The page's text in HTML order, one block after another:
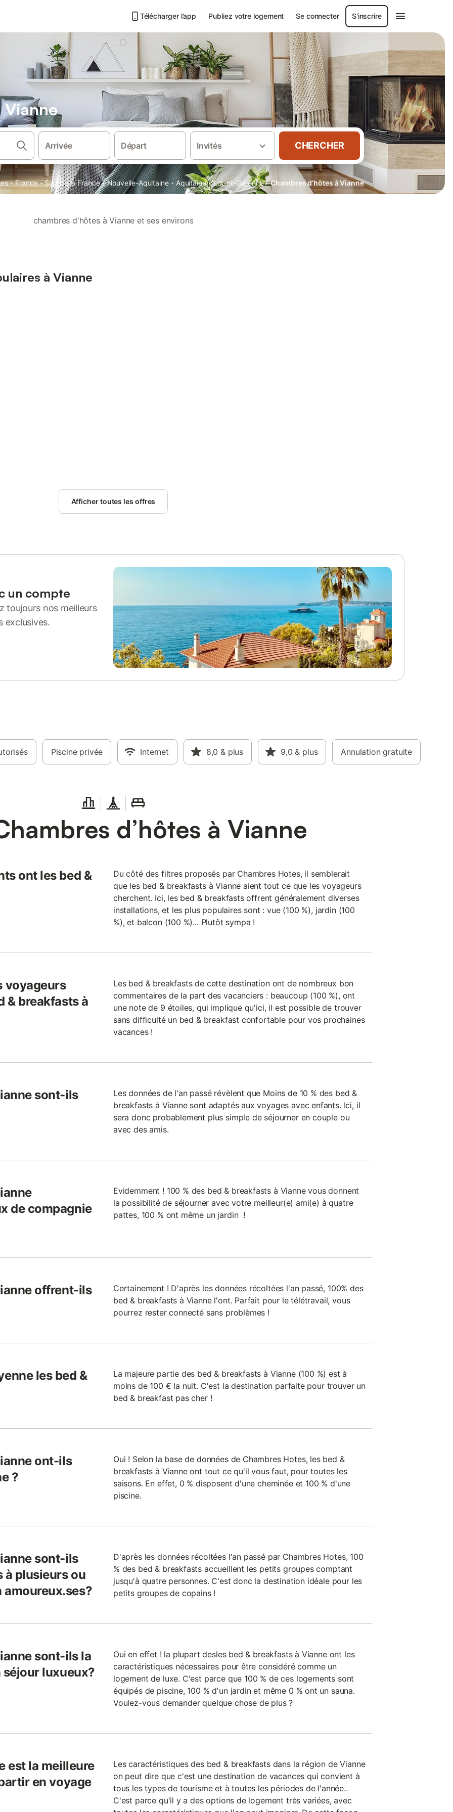
Télécharger l’app Publiez votre logement Se connecter S'inscrire
Arrivée Départ Invités CHERCHER
· France · Sud de la France · Nouvelle-Aquitaine · Aquitaine · Lot-et-Garonne · Chambres d’hôtes à Vianne
chambres d'hôtes à Vianne et ses environs
à Vianne
Afficher toutes les offres
un compte
toujours nos meilleurs
exclusives.
Piscine privée Internet 8,0 & plus 9,0 & plus Annulation gratuite
d’hôtes à Vianne
ont les bed &
Du côté des filtres proposés par Chambres Hotes, il semblerait
que les bed & breakfasts à Vianne aient tout ce que les voyageurs
cherchent. Ici, les bed & breakfasts offrent généralement diverses
installations, et les plus populaires sont : vue (100 %), jardin (100
%), et balcon (100 %)... Plutôt sympa !
voyageurs
& breakfasts à
Les bed & breakfasts de cette destination ont de nombreux bon
commentaires de la part des vacanciers : beaucoup (100 %), ont
une note de 9 étoiles, qui implique qu'ici, il est possible de trouver
sans difficulté un bed & breakfast confortable pour vos prochaines
vacances !
sont-ils
Les données de l'an passé révèlent que Moins de 10 % des bed &
breakfasts à Vianne sont adaptés aux voyages avec enfants. Ici, il
sera donc probablement plus simple de séjourner en couple ou
avec des amis.
de compagnie
Evidemment ! 100 % des bed & breakfasts à Vianne vous donnent
la possibilité de séjourner avec votre meilleur(e) ami(e) à quatre
pattes, 100 % ont même un jardin !
offrent-ils
Certainement ! D'après les données récoltées l'an passé, 100% des
bed & breakfasts à Vianne l'ont. Parfait pour le télétravail, vous
pourrez rester connecté sans problèmes !
les bed &
La majeure partie des bed & breakfasts à Vianne (100 %) est à
moins de 100 € la nuit. C'est la destination parfaite pour trouver un
bed & breakfast pas cher !
ont-ils
?
Oui ! Selon la base de données de Chambres Hotes, les bed &
breakfasts à Vianne ont tout ce qu'il vous faut, pour toutes les
saisons. En effet, 0 % disposent d'une cheminée et 100 % d'une
piscine.
sont-ils
à plusieurs ou
D'après les données récoltées l'an passé par Chambres Hotes, 100
% des bed & breakfasts accueillent les petits groupes comptant
jusqu'à quatre personnes. C'est donc la destination idéale pour les
petits groupes de copains !
sont-ils la
luxueux?
Oui en effet ! la plupart desles bed & breakfasts à Vianne ont les
caractéristiques nécessaires pour être considéré comme un
logement de luxe. C'est parce que 100 % de ces logements sont
équipés de piscine, 100 % d'un jardin et même 0 % ont un sauna.
Voulez-vous demander quelque chose de plus ?
est la meilleure
en voyage
Les caractéristiques des bed & breakfasts dans la région de Vianne
on peut dire que c'est une destination de vacances qui convient à
tous les types de tourisme et à toutes les périodes de l'année..
C'est parce qu'il y a des options de logement très variées, avec